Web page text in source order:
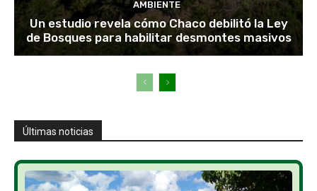
AMBIENTE
Un estudio revela cómo Chaco debilitó la Ley
de Bosques para habilitar desmontes masivos
Últimas noticias